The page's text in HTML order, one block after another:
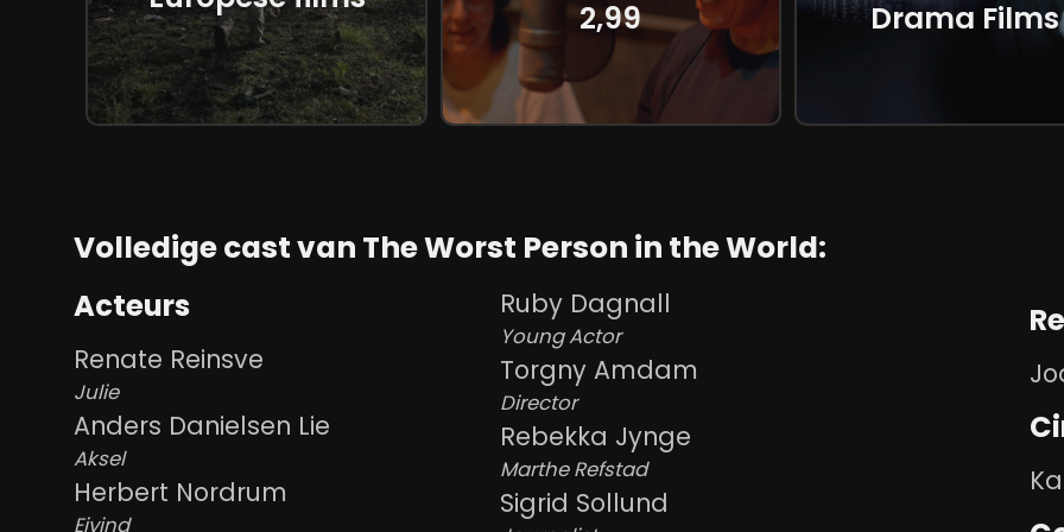
this movie' zegt Trier.
Ga er eens lekker voor zitten, lach, huil en wordt verrast! En... deel
hier je review en verdien een Moviepoint!
2,99
Drama Films
Volledige cast van The Worst Person in the World:
Acteurs
Renate Reinsve
Julie
Anders Danielsen Lie
Aksel
Herbert Nordrum
Eivind
Ruby Dagnall
Young Actor
Torgny Amdam
Director
Rebekka Jynge
Marthe Refstad
Sigrid Sollund